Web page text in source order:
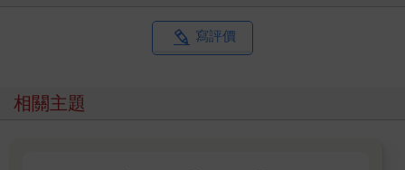
寫評價
相關主題